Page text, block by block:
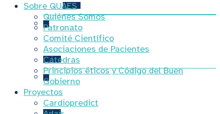
Seminarios Científicos
Ateneo Félix Prieto
Sobre QUAES
Quiénes Somos
Patronato
Comité Científico
Asociaciones de Pacientes
Cátedras
Principios éticos y Código del Buen
Gobierno
Proyectos
Cardiopredict